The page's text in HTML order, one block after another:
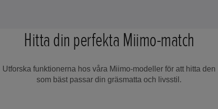
Hitta din perfekta Miimo-match
Utforska funktionerna hos våra Miimo-modeller för att hitta den
som bäst passar din gräsmatta och livsstil.